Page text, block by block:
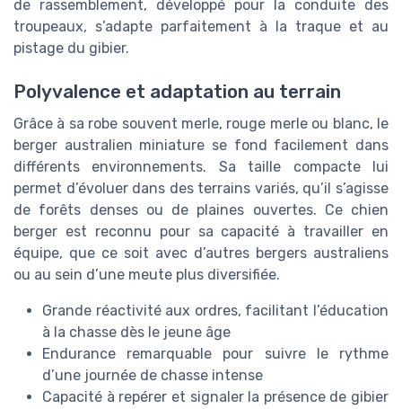
de rassemblement, développé pour la conduite des
troupeaux, s’adapte parfaitement à la traque et au
pistage du gibier.
Polyvalence et adaptation au terrain
Grâce à sa robe souvent merle, rouge merle ou blanc, le
berger australien miniature se fond facilement dans
différents environnements. Sa taille compacte lui
permet d’évoluer dans des terrains variés, qu’il s’agisse
de forêts denses ou de plaines ouvertes. Ce chien
berger est reconnu pour sa capacité à travailler en
équipe, que ce soit avec d’autres bergers australiens
ou au sein d’une meute plus diversifiée.
Grande réactivité aux ordres, facilitant l’éducation
à la chasse dès le jeune âge
Endurance remarquable pour suivre le rythme
d’une journée de chasse intense
Capacité à repérer et signaler la présence de gibier